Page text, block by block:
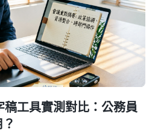
工具實測對比：公務員